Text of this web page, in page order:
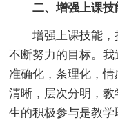
二、增强上课技
增强上课技能，
不断努力的目标。我
准确化，条理化，
清晰，层次分明，
生的积极参与是教